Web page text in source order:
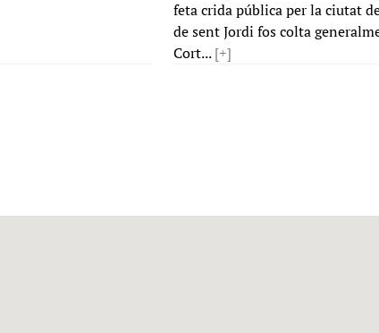
feta crida pública per la ciutat
de sent Jordi fos colta
Cort...[+]